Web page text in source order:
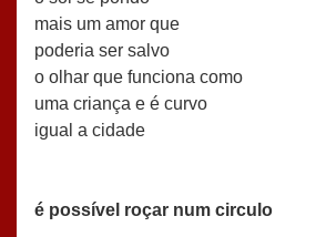
mais um amor que
poderia ser salvo
o olhar que funciona como
uma criança e é curvo
igual a cidade
é possível roçar num circulo